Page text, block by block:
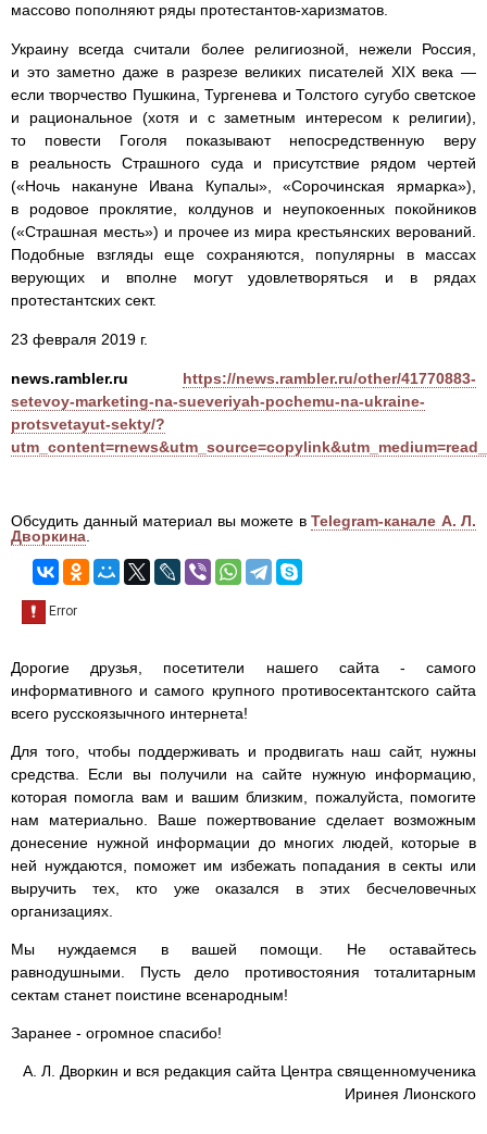
массово пополняют ряды протестантов-харизматов.
Украину всегда считали более религиозной, нежели Россия,
и это заметно даже в разрезе великих писателей XIX века —
если творчество Пушкина, Тургенева и Толстого сугубо светское
и рациональное (хотя и с заметным интересом к религии),
то повести Гоголя показывают непосредственную веру
в реальность Страшного суда и присутствие рядом чертей
(«Ночь накануне Ивана Купалы», «Сорочинская ярмарка»),
в родовое проклятие, колдунов и неупокоенных покойников
(«Страшная месть») и прочее из мира крестьянских верований.
Подобные взгляды еще сохраняются, популярны в массах
верующих и вполне могут удовлетворяться и в рядах
протестантских сект.
23 февраля 2019 г.
news.rambler.ru
https://news.rambler.ru/other/41770883-
setevoy-marketing-na-sueveriyah-pochemu-na-ukraine-
protsvetayut-sekty/?
Обсудить данный материал вы можете в Telegram-канале А. Л.
Дворкина
Дорогие друзья, посетители нашего сайта - самого
информативного и самого крупного противосектантского сайта
всего русскоязычного интернета!
Для того, чтобы поддерживать и продвигать наш сайт, нужны
средства. Если вы получили на сайте нужную информацию,
которая помогла вам и вашим близким, пожалуйста, помогите
нам материально. Ваше пожертвование сделает возможным
донесение нужной информации до многих людей, которые в
ней нуждаются, поможет им избежать попадания в секты или
выручить тех, кто уже оказался в этих бесчеловечных
организациях.
Мы нуждаемся в вашей помощи. Не оставайтесь
равнодушными. Пусть дело противостояния тоталитарным
сектам станет поистине всенародным!
Заранее - огромное спасибо!
А. Л. Дворкин и вся редакция сайта Центра священномученика
Иринея Лионского